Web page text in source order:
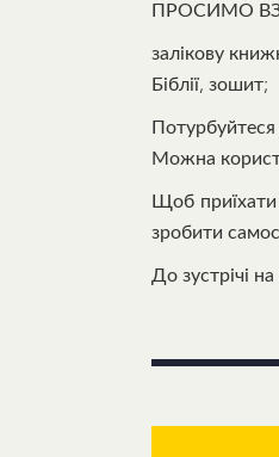
ПРОСИМО
залікову
Біблії, зошит;
Можна
Щоб
зробити
До зустрічі